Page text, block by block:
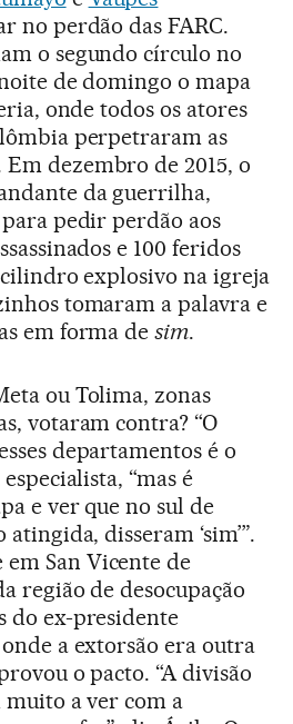
no perdão das FARC.
o segundo círculo no
de domingo o mapa
onde todos os atores
perpetraram as
dezembro de 2015, o
da guerrilha,
pedir perdão aos
e 100 feridos
explosivo na igreja
tomaram a palavra e
em forma desim.
ou Tolima, zonas
votaram contra? “O
departamentos é o
especialista, “mas é
e ver que no sul de
disseram ‘sim’”.
em San Vicente de
região de desocupação
do ex-presidente
a extorsão era outra
o pacto. “A divisão
muito a ver com a